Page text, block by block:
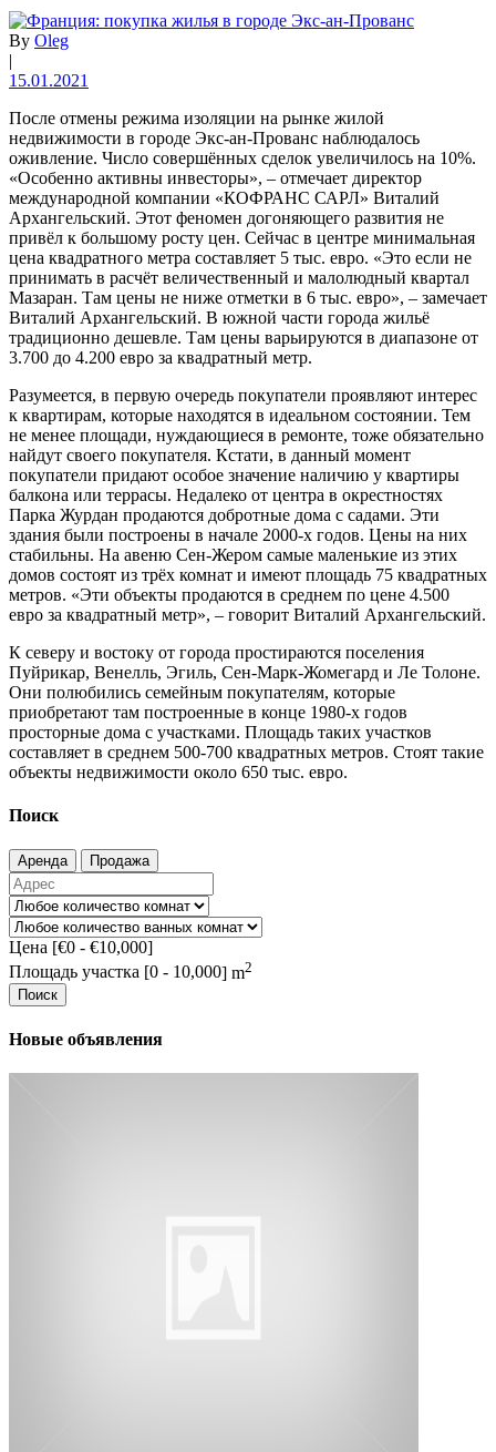
By Oleg
|
15.01.2021
После отмены режима изоляции на рынке жилой
недвижимости в городе Экс-ан-Прованс наблюдалось
оживление. Число совершённых сделок увеличилось на 10%.
«Особенно активны инвесторы», – отмечает директор
международной компании «КОФРАНС САРЛ» Виталий
Архангельский. Этот феномен догоняющего развития не
привёл к большому росту цен. Сейчас в центре минимальная
цена квадратного метра составляет 5 тыс. евро. «Это если не
принимать в расчёт величественный и малолюдный квартал
Мазаран. Там цены не ниже отметки в 6 тыс. евро», – замечает
Виталий Архангельский. В южной части города жильё
традиционно дешевле. Там цены варьируются в диапазоне от
3.700 до 4.200 евро за квадратный метр.
Разумеется, в первую очередь покупатели проявляют интерес
к квартирам, которые находятся в идеальном состоянии. Тем
не менее площади, нуждающиеся в ремонте, тоже обязательно
найдут своего покупателя. Кстати, в данный момент
покупатели придают особое значение наличию у квартиры
балкона или террасы. Недалеко от центра в окрестностях
Парка Журдан продаются добротные дома с садами. Эти
здания были построены в начале 2000-х годов. Цены на них
стабильны. На авеню Сен-Жером самые маленькие из этих
домов состоят из трёх комнат и имеют площадь 75 квадратных
метров. «Эти объекты продаются в среднем по цене 4.500
евро за квадратный метр», – говорит Виталий Архангельский.
К северу и востоку от города простираются поселения
Пуйрикар, Венелль, Эгиль, Сен-Марк-Жомегард и Ле Толоне.
Они полюбились семейным покупателям, которые
приобретают там построенные в конце 1980-х годов
просторные дома с участками. Площадь таких участков
составляет в среднем 500-700 квадратных метров. Стоят такие
объекты недвижимости около 650 тыс. евро.
Поиск
Аренда Продажа
Цена [€0 - €10,000]
Площадь участка [0 - 10,000] m2
Поиск
Новые объявления